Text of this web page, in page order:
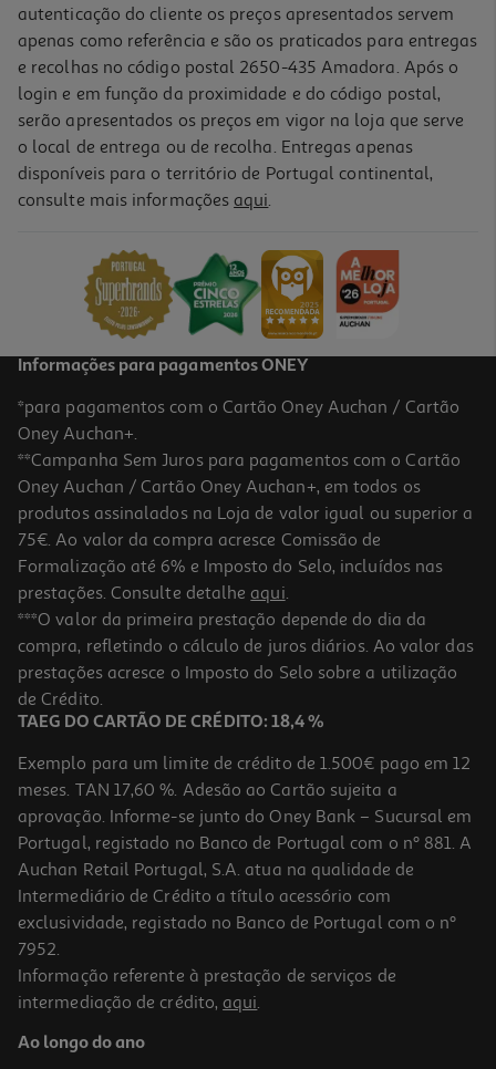
autenticação do cliente os preços apresentados servem
apenas como referência e são os praticados para entregas
e recolhas no código postal 2650-435 Amadora. Após o
login e em função da proximidade e do código postal,
serão apresentados os preços em vigor na loja que serve
o local de entrega ou de recolha. Entregas apenas
disponíveis para o território de Portugal continental,
consulte mais informações aqui.
Informações para pagamentos ONEY
*para pagamentos com o Cartão Oney Auchan / Cartão
Oney Auchan+.
**Campanha Sem Juros para pagamentos com o Cartão
Oney Auchan / Cartão Oney Auchan+, em todos os
produtos assinalados na Loja de valor igual ou superior a
75€. Ao valor da compra acresce Comissão de
Formalização até 6% e Imposto do Selo, incluídos nas
prestações. Consulte detalhe aqui.
***O valor da primeira prestação depende do dia da
compra, refletindo o cálculo de juros diários. Ao valor das
prestações acresce o Imposto do Selo sobre a utilização
de Crédito.
TAEG DO CARTÃO DE CRÉDITO: 18,4 %
Exemplo para um limite de crédito de 1.500€ pago em 12
meses. TAN 17,60 %. Adesão ao Cartão sujeita a
aprovação. Informe-se junto do Oney Bank – Sucursal em
Portugal, registado no Banco de Portugal com o nº 881. A
Auchan Retail Portugal, S.A. atua na qualidade de
Intermediário de Crédito a título acessório com
exclusividade, registado no Banco de Portugal com o nº
7952.
Informação referente à prestação de serviços de
intermediação de crédito, aqui.
Ao longo do ano